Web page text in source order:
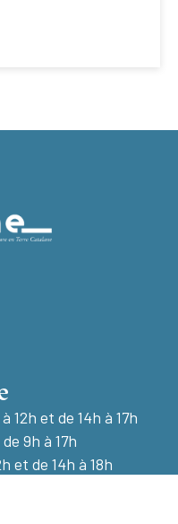
12h et de 14h à 17h
9h à 17h
et de 14h à 18h